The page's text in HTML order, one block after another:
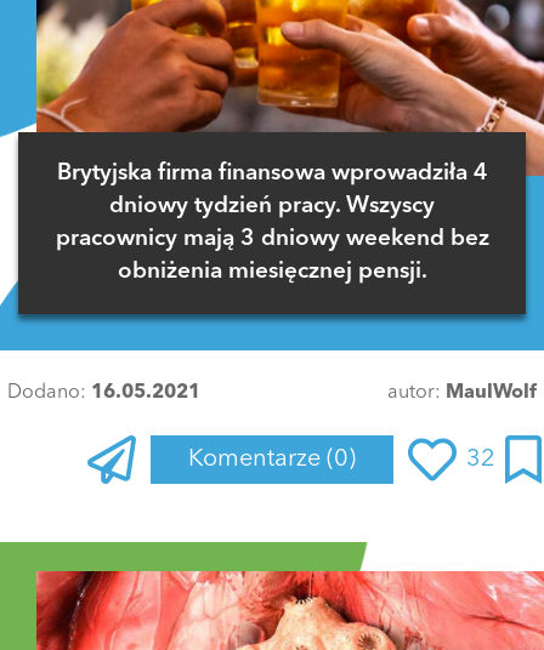
Brytyjska firma finansowa wprowadziła 4
dniowy tydzień pracy. Wszyscy
pracownicy mają 3 dniowy weekend bez
obniżenia miesięcznej pensji.
Dodano: 16.05.2021 autor: MaulWolf
Komentarze (0) 32